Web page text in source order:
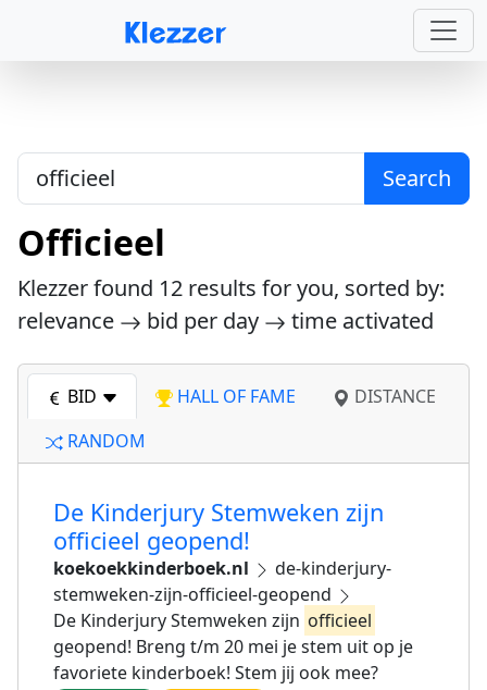
Search
Officieel
Klezzer found 12 results for you, sorted by:
relevance
bid per day time activated
BID HALL OF FAME
DISTANCE
RANDOM
De Kinderjury Stemweken zijn
officieel geopend!
koekoekkinderboek.nl
de-kinderjury-
stemweken-zijn-officieel-geopend
De Kinderjury Stemweken zijn officieel
geopend! Breng t/m 20 mei je stem uit op je
favoriete kinderboek! Stem jij ook mee?